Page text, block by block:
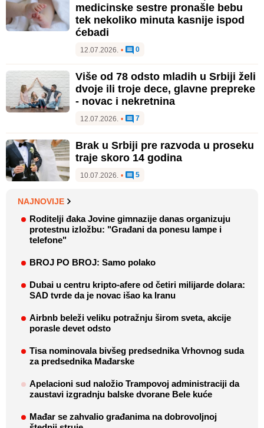
medicinske sestre pronašle bebu
tek nekoliko minuta kasnije ispod
ćebadi
12.07.2026. • 0
Više od 78 odsto mladih u Srbiji želi
dvoje ili troje dece, glavne prepreke
- novac i nekretnina
12.07.2026. • 7
Brak u Srbiji pre razvoda u proseku
traje skoro 14 godina
10.07.2026. • 5
NAJNOVIJE
Roditelji đaka Jovine gimnazije danas organizuju
protestnu izložbu: "Građani da ponesu lampe i
telefone"
BROJ PO BROJ: Samo polako
Dubai u centru kripto-afere od četiri milijarde dolara:
SAD tvrde da je novac išao ka Iranu
Airbnb beleži veliku potražnju širom sveta, akcije
porasle devet odsto
Tisa nominovala bivšeg predsednika Vrhovnog suda
za predsednika Mađarske
Apelacioni sud naložio Trampovoj administraciji da
zaustavi izgradnju balske dvorane Bele kuće
Mađar se zahvalio građanima na dobrovoljnoj